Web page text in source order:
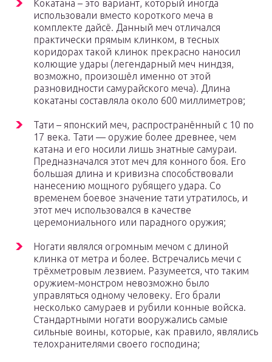
Кокатана – это вариант, который иногда
использовали вместо короткого меча в
комплекте дайсё. Данный меч отличался
практически прямым клинком, в тесных
коридорах такой клинок прекрасно наносил
колющие удары (легендарный меч ниндзя,
возможно, произошёл именно от этой
разновидности самурайского меча). Длина
кокатаны составляла около 600 миллиметров;
Тати – японский меч, распространённый с 10 по
17 века. Тати — оружие более древнее, чем
катана и его носили лишь знатные самураи.
Предназначался этот меч для конного боя. Его
большая длина и кривизна способствовали
нанесению мощного рубящего удара. Со
временем боевое значение тати утратилось, и
этот меч использовался в качестве
церемониального или парадного оружия;
Ногати являлся огромным мечом с длиной
клинка от метра и более. Встречались мечи с
трёхметровым лезвием. Разумеется, что таким
оружием-монстром невозможно было
управляться одному человеку. Его брали
несколько самураев и рубили конные войска.
Стандартными ногати вооружались самые
сильные воины, которые, как правило, являлись
телохранителями своего господина;